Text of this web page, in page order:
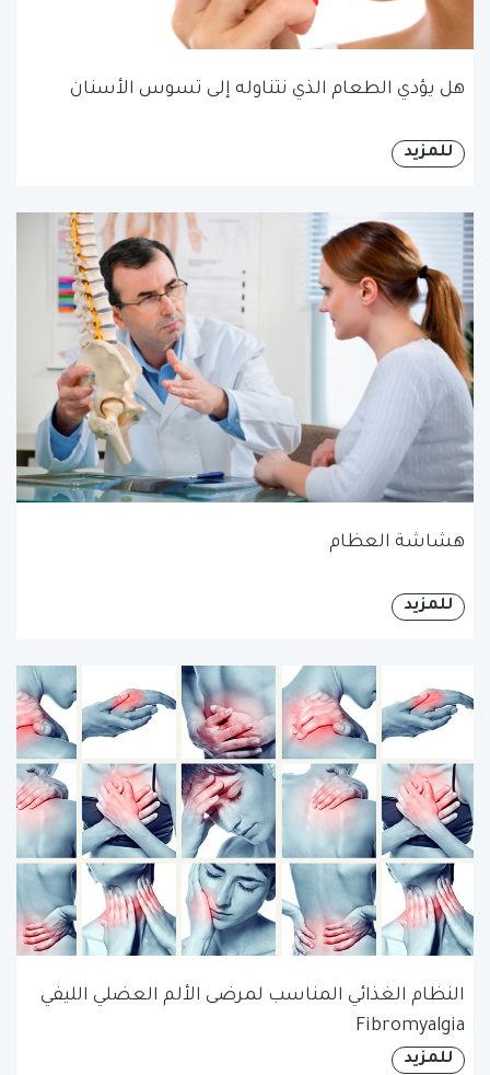
هل يؤدي الطعام الذي نتناوله إلى تسوس الأسنان
للمزيد
هشاشة العظام
للمزيد
النظام الغذائي المناسب لمرضى الألم العضلي الليفي
Fibromyalgia
للمزيد